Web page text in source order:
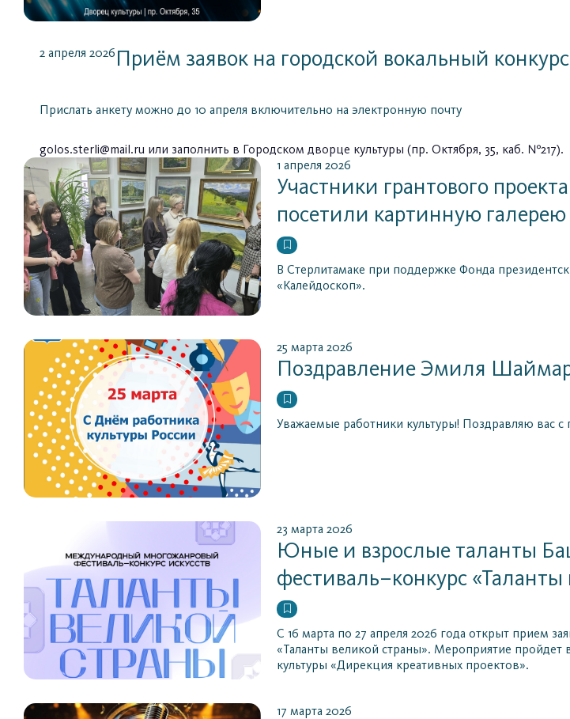
2 апреля 2026 Приём заявок на городской вокальный
Прислать анкету можно до 10 апреля включительно на электронную почту
golos.sterli@mail.ru или заполнить в Городском дворце культуры (пр. Октября, 35, каб. №217).
1 апреля 2026
Участники грантового
посетили картинную галерею
В Стерлитамаке при поддержке Фонда
«Калейдоскоп».
25 марта 2026
Поздравление Эмиля
Уважаемые работники культуры! Поздравляю вас
23 марта 2026
Юные и взрослые таланты
фестиваль–конкурс
С 16 марта по 27 апреля 2026 года открыт прием
«Таланты великой страны». Мероприятие
культуры «Дирекция креативных проектов».
17 марта 2026